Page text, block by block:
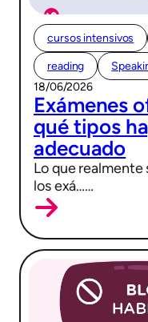
cursos intensivos
reading
18/06/2026
Exámenes
qué tipos
adecuado
Lo que
los exá……